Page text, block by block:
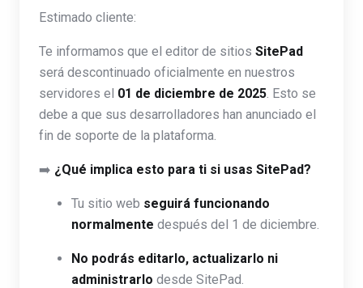
Estimado cliente:
Te informamos que el editor de sitios SitePad
será descontinuado oficialmente en nuestros
servidores el 01 de diciembre de 2025. Esto se
debe a que sus desarrolladores han anunciado el
fin de soporte de la plataforma.
➡️ ¿Qué implica esto para ti si usas SitePad?
Tu sitio web seguirá funcionando
normalmente después del 1 de diciembre.
No podrás editarlo, actualizarlo ni
administrarlo desde SitePad.